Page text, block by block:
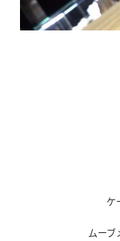
ケ
ムーブ